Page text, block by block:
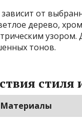
от
дерево,
тонов.
стиля
Материалы